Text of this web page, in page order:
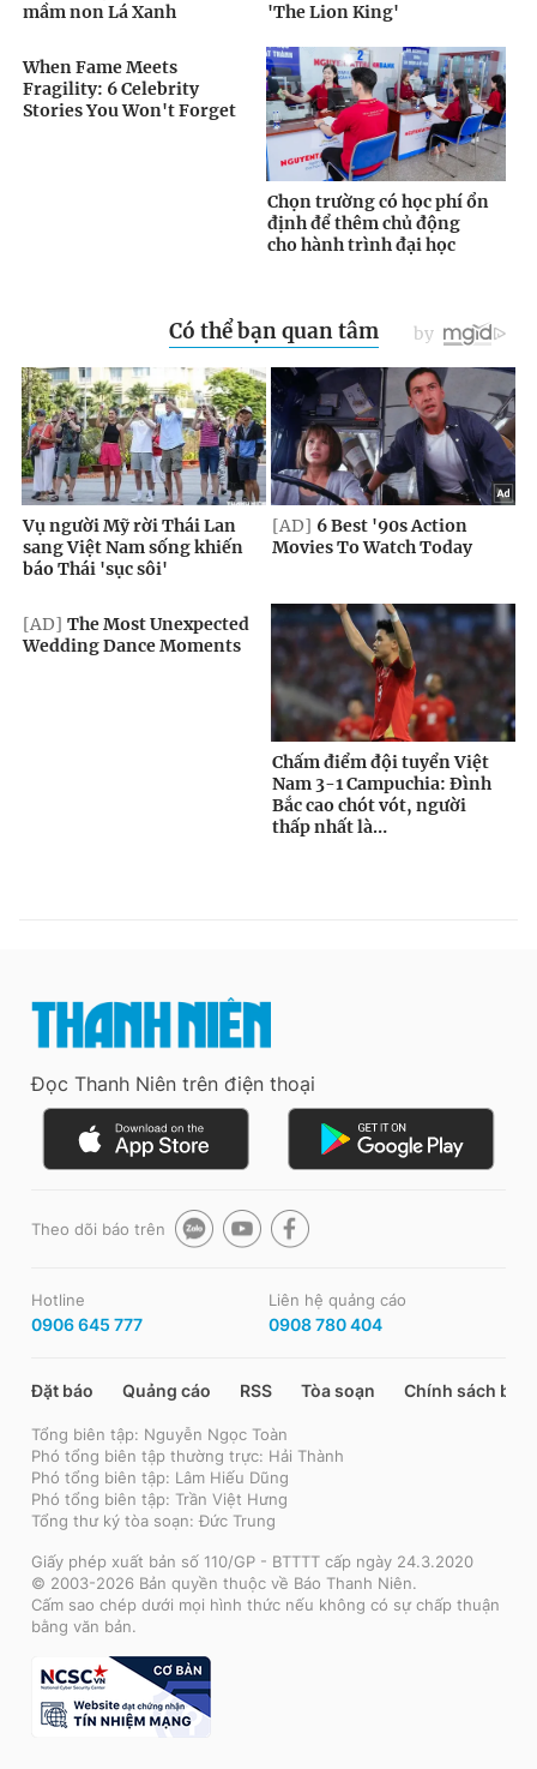
Đọc Thanh Niên trên điện thoại
Theo dõi báo trên
Hotline
0906 645 777
Liên hệ quảng cáo
0908 780 404
Đặt báo Quảng cáo RSS Tòa soạn Chính sách bảo
Tổng biên tập: Nguyễn Ngọc Toàn
Phó tổng biên tập thường trực: Hải Thành
Phó tổng biên tập: Lâm Hiếu Dũng
Phó tổng biên tập: Trần Việt Hưng
Tổng thư ký tòa soạn: Đức Trung
Giấy phép xuất bản số 110/GP - BTTTT cấp ngày 24.3.2020
© 2003-2026 Bản quyền thuộc về Báo Thanh Niên.
Cấm sao chép dưới mọi hình thức nếu không có sự chấp thuận
bằng văn bản.